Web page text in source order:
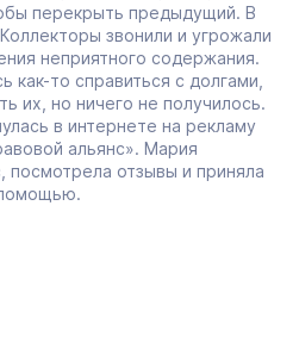
перекрыть предыдущий. В
звонили и угрожали
неприятного содержания.
как-то справиться с долгами,
их, но ничего не получилось.
в интернете на рекламу
альянс». Мария
посмотрела отзывы и приняла